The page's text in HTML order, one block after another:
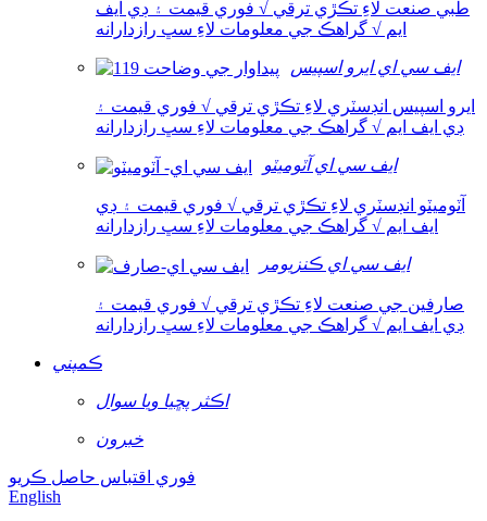
طبي صنعت لاءِ تڪڙي ترقي √ فوري قيمت ۽ ڊي ايف
ايم √ گراهڪ جي معلومات لاءِ سڀ رازدارانه
ايف سي اي ايرو اسپيس
ايرو اسپيس انڊسٽري لاءِ تڪڙي ترقي √ فوري قيمت ۽
ڊي ايف ايم √ گراهڪ جي معلومات لاءِ سڀ رازدارانه
ايف سي اي آٽوميٽو
آٽوميٽو انڊسٽري لاءِ تڪڙي ترقي √ فوري قيمت ۽ ڊي
ايف ايم √ گراهڪ جي معلومات لاءِ سڀ رازدارانه
ايف سي اي ڪنزيومر
صارفين جي صنعت لاءِ تڪڙي ترقي √ فوري قيمت ۽
ڊي ايف ايم √ گراهڪ جي معلومات لاءِ سڀ رازدارانه
ڪمپني
اڪثر پڇيا ويا سوال
خبرون
فوري اقتباس حاصل ڪريو
English